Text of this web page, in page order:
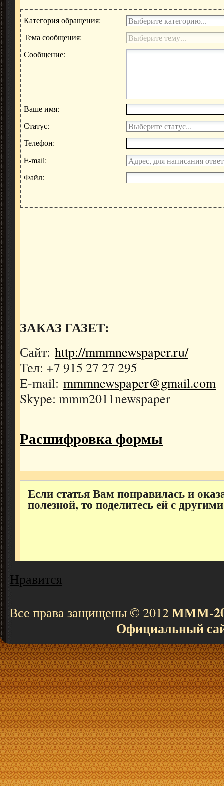
ЗАКАЗ ГАЗЕТ:
Сайт: http://mmmnewspaper.ru/
Тел: +7 915 27 27 295
E-mail: mmmnewspaper@gmail.com
Skype: mmm2011newspaper
Расшифровка формы
Если статья Вам понравилась и
полезной, то поделитесь ей с
Нравится
Все права защищены © 2012МММ-
Официальный